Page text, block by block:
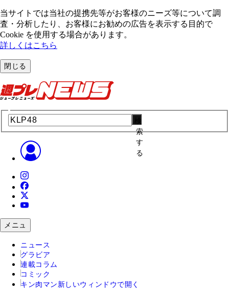
当サイトでは当社の提携先等がお客様のニーズ等について調
査・分析したり、お客様にお勧めの広告を表⽰する⽬的で
Cookie を使⽤する場合があります。
詳しくはこちら
閉じる
索
す
る
メニュ
ニュース
グラビア
連載コラム
コミック
キン肉マン 新しいウィンドウで開く